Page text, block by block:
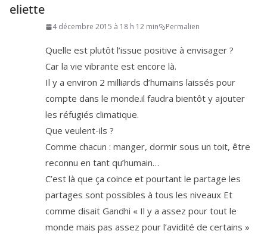
eliette
4 décembre 2015 à 18 h 12 min Permalien
Quelle est plu­tôt l’is­sue posi­tive à envisager ?
Car la vie vibrante est encore là.
Il y a envi­ron 2 mil­liards d’hu­mains lais­sés pour
compte dans le monde​.il fau­dra bien­tôt y ajou­ter
les réfu­giés climatique.
Que veulent-ils ?
Comme cha­cun : man­ger, dor­mir sous un toit, être
recon­nu en tant qu’humain…
C’est là que ça coince et pour­tant le par­tage les
par­tages sont pos­sibles à tous les niveaux Et
comme disait Gandhi « Il y a assez pour tout le
monde mais pas assez pour l’a­vi­di­té de certains »